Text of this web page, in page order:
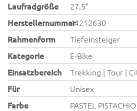
Laufradgröße
27.5"
Herstellernummer44212630
Rahmenform
Tiefeinsteiger
Kategorie
E-Bike
Einsatzbereich
Trekking | Tour |
Für
Unisex
Farbe
PASTEL